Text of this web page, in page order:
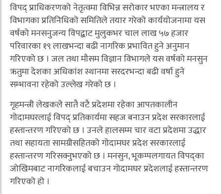
विपद् प्राधिकरणको नेतृत्वमा विभिन्न सरोकार भएका मन्त्रालय र
विभागका प्रतिनिधिको समितिले तयार गरेको कार्ययोजनामा यस
वर्षको मनसनुजन्य विपद्बाट मुलुकभर चाल लाख ५७ हजार
परिवारका १९ लाखभन्दा बढी नागरिक प्रभावित हुने अनुमान
गरिएको छ । जल तथा मौसम विज्ञान विभागले यस वर्षको मनसुन
ऋतुमा देशका अधिकांश स्थानमा सरदरभन्दा बढी वर्षा हुने
सम्भावना रहेको उल्लेख गरेको छ ।
गृहमन्त्री लेखकले सातै वटै प्रदेशमा रहेका आपतकालीन
गोदामघरलाई विपद् प्रतिकार्यमा सहज बनाउन प्रदेश सरकारलाई
हस्तान्तरण गरिएको छ । उनले हालसम्म चार वटा प्रदेशमा उद्धार
तथा सहायता सामग्रीसहितको गोदामघर प्रदेश सरकारलाई
हस्तान्तरण गरिसक्नुभएको छ । मनसुन, भूकम्पलगायत विपद्का
जोखिमबाट नागरिकलाई बचाउन गोदामघर प्रदेशलाई हस्तान्तरण
गरिएको हो ।